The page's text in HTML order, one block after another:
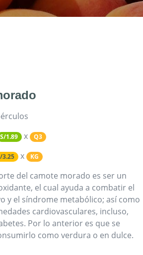
S/1.89 x Q3
3.25 x KG
del camote morado es ser un
el cual ayuda a combatir el
y el síndrome metabólico; así como
cardiovasculares, incluso,
Por lo anterior es que se
como verdura o en dulce.